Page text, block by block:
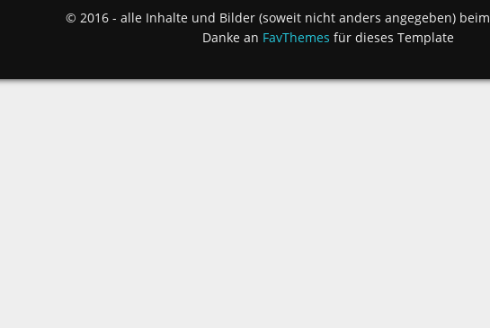
© 2016 - alle Inhalte und Bilder (soweit nicht anders angegeben) beim
Danke an FavThemes für dieses Template